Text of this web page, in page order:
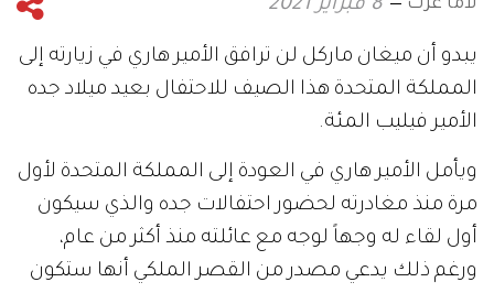
لاما عزت 8 فبراير 2021
يبدو أن ميغان ماركل لن ترافق الأمير هاري في زيارته إلى
المملكة المتحدة هذا الصيف للاحتفال بعيد ميلاد جده
الأمير فيليب المئة.
ويأمل الأمير هاري في العودة إلى المملكة المتحدة لأول
مرة منذ مغادرته لحضور احتفالات جده والذي سيكون
أول لقاء له وجهاً لوجه مع عائلته منذ أكثر من عام،
ورغم ذلك يدعي مصدر من القصر الملكي أنها ستكون